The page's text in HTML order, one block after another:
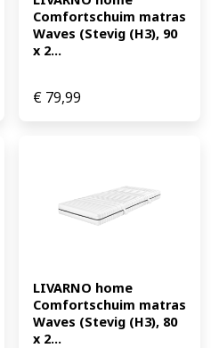
Comfortschuim matras
Waves (Stevig (H3), 90
x 2...
€ 79,99
LIVARNO home
Comfortschuim matras
Waves (Stevig (H3), 80
x 2...